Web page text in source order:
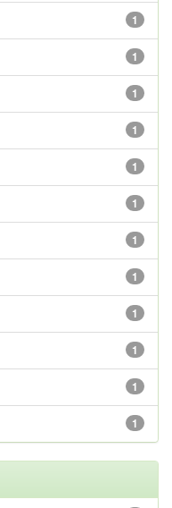
1
1
1
1
1
1
1
1
1
1
1
1